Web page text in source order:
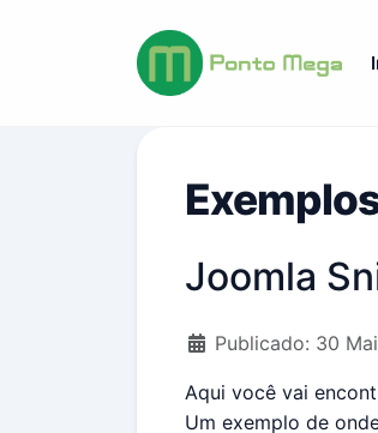
Joomla
Detalhes
Publicado: 30
Aqui você vai
Um exemplo de